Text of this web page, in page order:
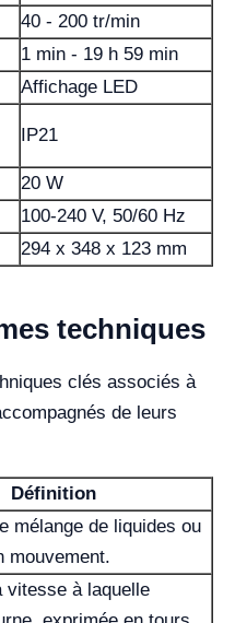
40 - 200 tr/min
1 min - 19 h 59 min
Affichage LED
IP21
20 W
100-240 V, 50/60 Hz
294 x 348 x 123 mm
techniques
clés associés à
de leurs
Définition
mélange de liquides ou
mouvement.
vitesse à laquelle